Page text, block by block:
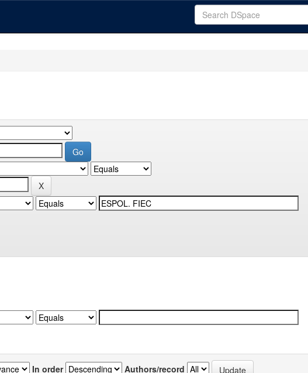
In order Authors/record